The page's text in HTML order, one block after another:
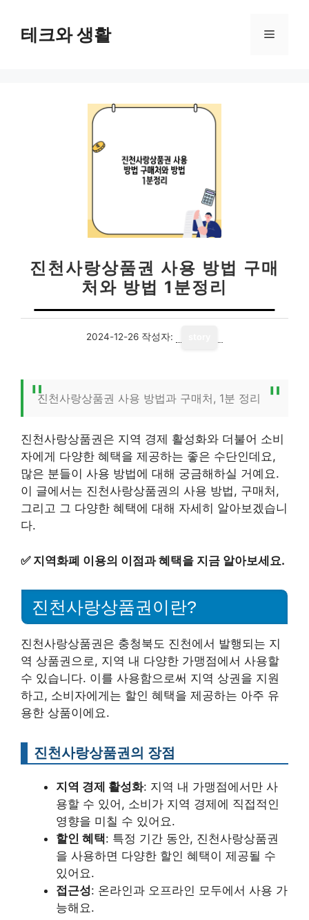
테크와 생활 메
진천사랑상품권 사용 방법 구매
처와 방법 1분정리
2024-12-26 작성자:
진천사랑상품권 사용 방법과 구매처, 1분 정리
진천사랑상품권은 지역 경제 활성화와 더불어 소비
자에게 다양한 혜택을 제공하는 좋은 수단인데요,
많은 분들이 사용 방법에 대해 궁금해하실 거예요.
이 글에서는 진천사랑상품권의 사용 방법, 구매처,
그리고 그 다양한 혜택에 대해 자세히 알아보겠습니
다.
✅ 지역화폐 이용의 이점과 혜택을 지금 알아보세요.
진천사랑상품권이란?
진천사랑상품권은 충청북도 진천에서 발행되는 지
역 상품권으로, 지역 내 다양한 가맹점에서 사용할
수 있습니다. 이를 사용함으로써 지역 상권을 지원
하고, 소비자에게는 할인 혜택을 제공하는 아주 유
용한 상품이에요.
진천사랑상품권의 장점
지역 경제 활성화: 지역 내 가맹점에서만 사
용할 수 있어, 소비가 지역 경제에 직접적인
영향을 미칠 수 있어요.
할인 혜택: 특정 기간 동안, 진천사랑상품권
을 사용하면 다양한 할인 혜택이 제공될 수
있어요.
접근성: 온라인과 오프라인 모두에서 사용 가
능해요.